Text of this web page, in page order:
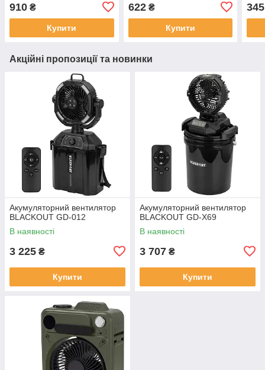
запчастин.
910 ₴
Купити
запчастин.
622₴
Купити
345
Акційні пропозиції та новинки
Акумуляторний вентилятор
BLACKOUT GD-012
В наявності
3 225 ₴
Купити
Акумуляторний вентилятор
BLACKOUT GD-X69
В наявності
3 707 ₴
Купити